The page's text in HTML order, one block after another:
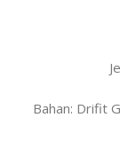
Bahan: Drifit